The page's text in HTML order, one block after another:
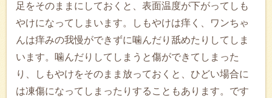
足をそのままにしておくと、表面温度が下がってしも
やけになってしまいます。しもやけは痒く、ワンちゃ
んは痒みの我慢ができずに噛んだり舐めたりしてしま
います。噛んだりしてしまうと傷ができてしまった
り、しもやけをそのまま放っておくと、ひどい場合に
は凍傷になってしまったりすることもあります。です